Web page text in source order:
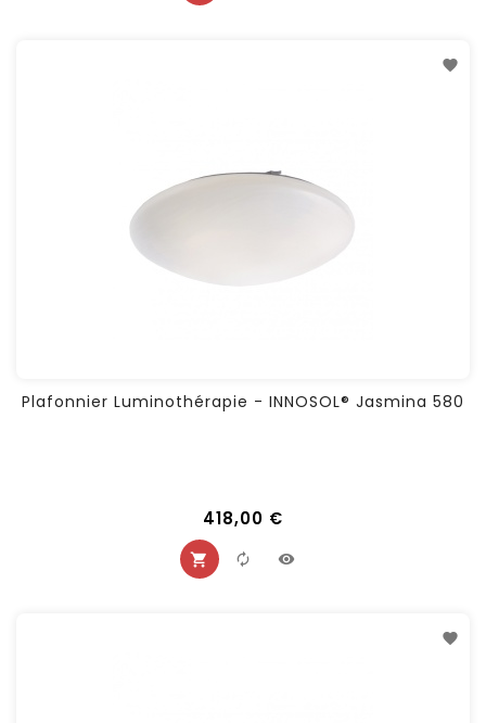
Plafonnier Luminothérapie - INNOSOL® Jasmina 580
418,00 €